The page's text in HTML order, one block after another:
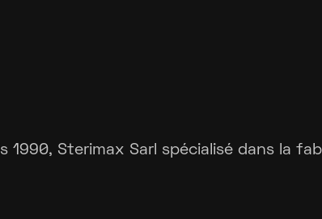
1990, Sterimax Sarl spécialisé dans la